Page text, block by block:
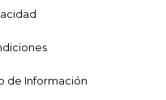
de Información